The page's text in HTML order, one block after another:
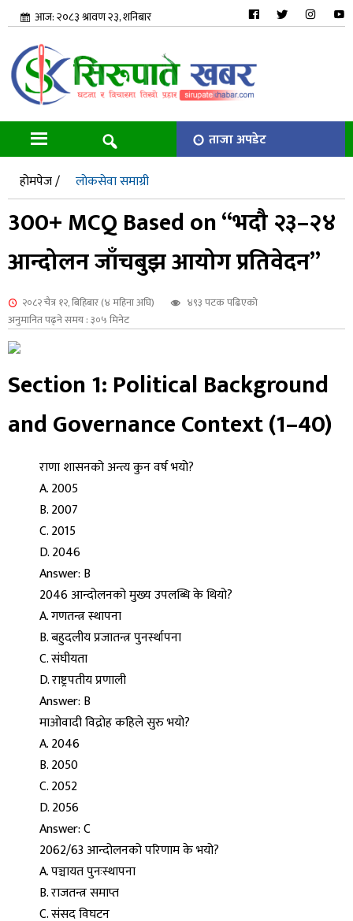
आज: २०८३ श्रावण २३, शनिबार
ताजा अपडेट
होमपेज /
लाेकसेवा समाग्री
300+ MCQ Based on “भदौ २३–२४
आन्दोलन जाँचबुझ आयोग प्रतिवेदन”
२०८२ चैत्र १२, बिहिबार (४ महिना अघि)
४९३ पटक पढिएको
अनुमानित पढ्ने समय : ३०५ मिनेट
Section 1: Political Background
and Governance Context (1–40)
राणा शासनको अन्त्य कुन वर्ष भयो?
A. 2005
B. 2007
C. 2015
D. 2046
Answer: B
2046 आन्दोलनको मुख्य उपलब्धि के थियो?
A. गणतन्त्र स्थापना
B. बहुदलीय प्रजातन्त्र पुनर्स्थापना
C. संघीयता
D. राष्ट्रपतीय प्रणाली
Answer: B
माओवादी विद्रोह कहिले सुरु भयो?
A. 2046
B. 2050
C. 2052
D. 2056
Answer: C
2062/63 आन्दोलनको परिणाम के भयो?
A. पञ्चायत पुनःस्थापना
B. राजतन्त्र समाप्त
C. संसद विघटन